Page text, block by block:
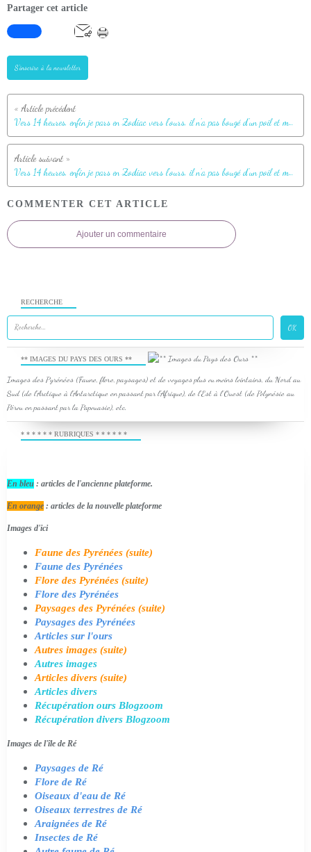
Partager cet article
S'inscrire à la newsletter
Vers 14 heures, enfin je pars en Zodiac vers l'ours, il n'a pas bougé d'un poil et mange toujours (Polar bear) - Creswell Bay - Somerset Island - Nunavut - Canada
Vers 14 heures, enfin je pars en Zodiac vers l'ours, il n'a pas bougé d'un poil et mange toujours (Polar bear) - Creswell Bay - Somerset Island - Nunavut - Canada
COMMENTER CET ARTICLE
Ajouter un commentaire
RECHERCHE
** IMAGES DU PAYS DES OURS **
Images des Pyrénées (Faune, flore, paysages) et de voyages plus ou moins lointains, du Nord au
Sud (de l'Arctique à l'Antarctique en passant par l'Afrique), de l'Est à l'Ouest (de Polynésie au
Pérou en passant par la Papouasie), etc.
* * * * * * RUBRIQUES * * * * * *
En bleu : articles de l'ancienne plateforme.
En orange : articles de la nouvelle plateforme
Images d'ici
Faune des Pyrénées (suite)
Faune des Pyrénées
Flore des Pyrénées (suite)
Flore des Pyrénées
Paysages des Pyrénées (suite)
Paysages des Pyrénées
Articles sur l'ours
Autres images (suite)
Autres images
Articles divers (suite)
Articles divers
Récupération ours Blogzoom
Récupération divers Blogzoom
Images de l'île de Ré
Paysages de Ré
Flore de Ré
Oiseaux d'eau de Ré
Oiseaux terrestres de Ré
Araignées de Ré
Insectes de Ré